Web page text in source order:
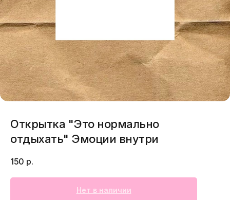
Открытка "Это нормально
отдыхать" Эмоции внутри
150 р.
Нет в наличии